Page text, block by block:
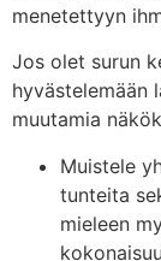
menetettyyn
Jos olet surun
hyvästelemään
muutamia
Muistele
tunteita
mieleen